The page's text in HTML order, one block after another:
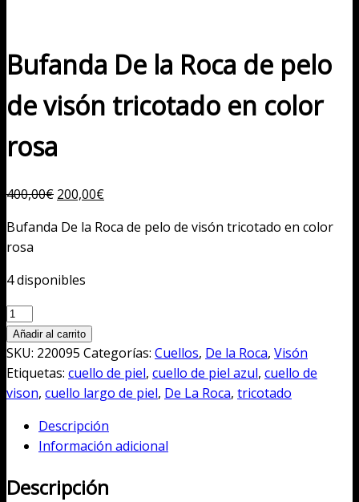
Bufanda De la Roca de pelo
de visón tricotado en color
rosa
400,00€ El
original
400,00€.
200,00€El
actual
Bufanda De la Roca de pelo de visón tricotado en color
rosa
4 disponibles
Bufanda
De
la
Roca
de
visón
en
Añadir al carrito
SKU: 220095 Categorías: Cuellos, De la Roca, Visón
Etiquetas: cuello de piel, cuello de piel azul, cuello de
vison, cuello largo de piel, De La Roca, tricotado
Descripción
Información adicional
Descripción